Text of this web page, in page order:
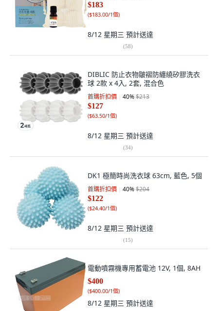
$183
($183.00/1個)
8/12 星期三 預計送達
(58)
DIBLIC 防止衣物皺褶防纏繞矽膠洗衣
球 2款 x 4入, 2套, 混合色
首購折扣價 40%$213
$127
($63.50/1個)
8/12 星期三 預計送達
(34)
DK1 極簡時尚洗衣球 63cm, 藍色, 5個
首購折扣價 40%$204
$122
($24.40/1個)
8/12 星期三 預計送達
(15)
電動噴霧機專用蓄電池 12V, 1個, 8AH
$400
($400.00/1個)
8/12 星期三 預計送達